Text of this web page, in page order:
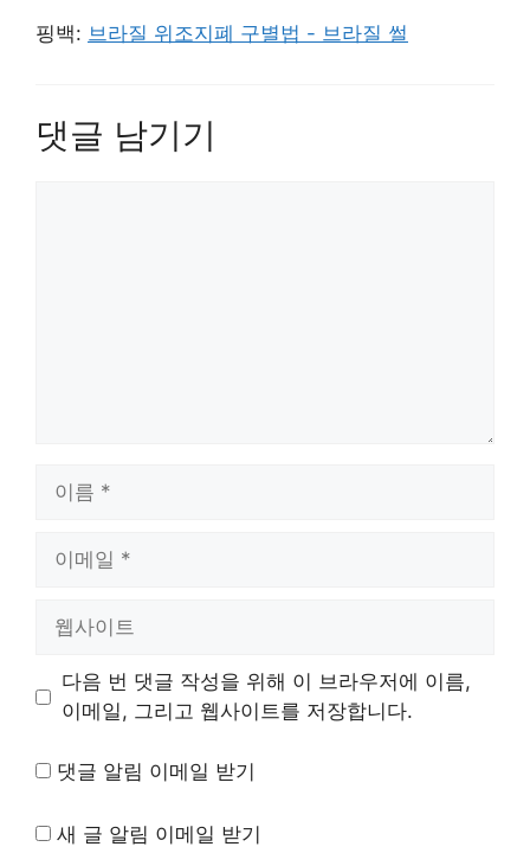
핑백: 브라질 위조지폐 구별법 - 브라질 썰
댓글 남기기
트
다음 번 댓글 작성을 위해 이 브라우저에 이름,
이메일, 그리고 웹사이트를 저장합니다.
댓글 알림 이메일 받기
새 글 알림 이메일 받기